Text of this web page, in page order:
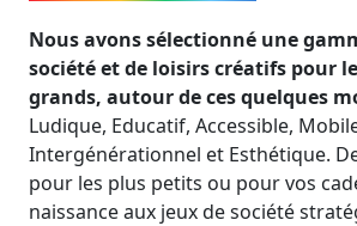
Nous avons sélectionné une
société et de loisirs créatifs pour
grands, autour de ces quelques
Ludique, Educatif, Accessible,
Intergénérationnel et Esthétique.
pour les plus petits ou pour vos
naissance aux jeux de société